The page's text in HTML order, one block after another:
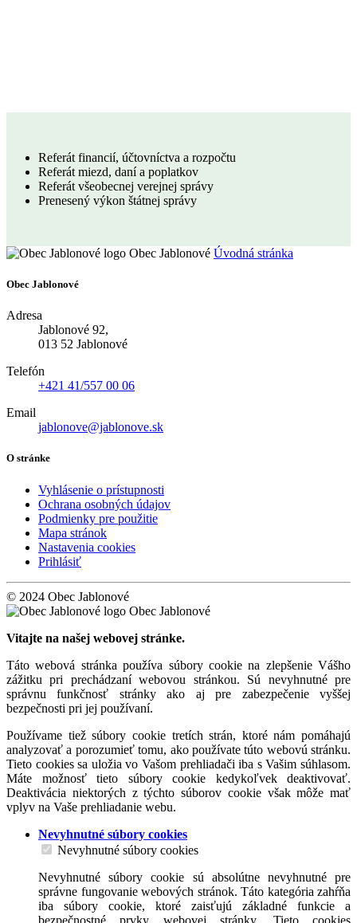
Referát financií, účtovníctva a rozpočtu
Referát miezd, daní a poplatkov
Referát všeobecnej verejnej správy
Prenesený výkon štátnej správy
Obec Jablonové Úvodná stránka
Obec Jablonové
Adresa
Jablonové 92,
013 52 Jablonové
Telefón
+421 41/557 00 06
Email
jablonove@jablonove.sk
O stránke
Vyhlásenie o prístupnosti
Ochrana osobných údajov
Podmienky pre použitie
Mapa stránok
Nastavenia cookies
Prihlásiť
© 2024 Obec Jablonové
Obec Jablonové
Vitajte na našej webovej stránke.
Táto webová stránka používa súbory cookie na zlepšenie Vášho
zážitku pri prechádzaní webovou stránkou. Sú nevyhnutné pre
správnu funkčnosť stránky ako aj pre zabezpečenie vyššej
bezpečnosti pri jej používaní.
Používame tiež súbory cookie tretích strán, ktoré nám pomáhajú
analyzovať a porozumieť tomu, ako používate túto webovú stránku.
Tieto cookies sa uložia vo Vašom prehliadači iba s Vašim súhlasom.
Máte možnosť tieto súbory cookie kedykoľvek deaktivovať.
Deaktivácia niektorých z týchto súborov cookie však môže mať
vplyv na Vaše prehliadanie webu.
Nevyhnutné súbory cookies
Nevyhnutné súbory cookies
Nevyhnutné súbory cookie sú absolútne nevyhnutné pre
správne fungovanie webových stránok. Táto kategória zahŕňa
iba súbory cookie, ktoré zaisťujú základné funkcie a
bezpečnostné prvky webovej stránky. Tieto cookies